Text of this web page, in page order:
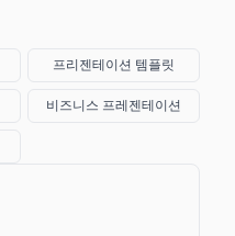
프리젠테이션 템플릿
비즈니스 프레젠테이션